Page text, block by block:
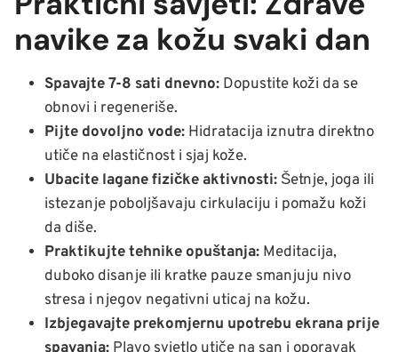
navike za kožu svaki dan
Spavajte 7-8 sati dnevno: Dopustite koži da se
obnovi i regeneriše.
Pijte dovoljno vode: Hidratacija iznutra direktno
utiče na elastičnost i sjaj kože.
Ubacite lagane fizičke aktivnosti: Šetnje, joga ili
istezanje poboljšavaju cirkulaciju i pomažu koži
da diše.
Praktikujte tehnike opuštanja: Meditacija,
duboko disanje ili kratke pauze smanjuju nivo
stresa i njegov negativni uticaj na kožu.
Izbjegavajte prekomjernu upotrebu ekrana prije